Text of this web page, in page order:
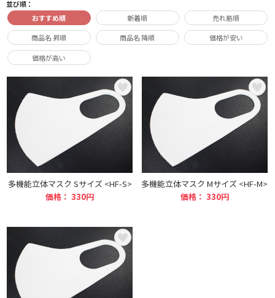
並び順：
おすすめ順
新着順 売れ筋順
商品名 昇順 商品名 降順 価格が安い
価格が高い
多機能立体マスク Sサイズ <HF-S>
価格： 330円
多機能立体マスク Mサイズ <HF-M>
価格： 330円